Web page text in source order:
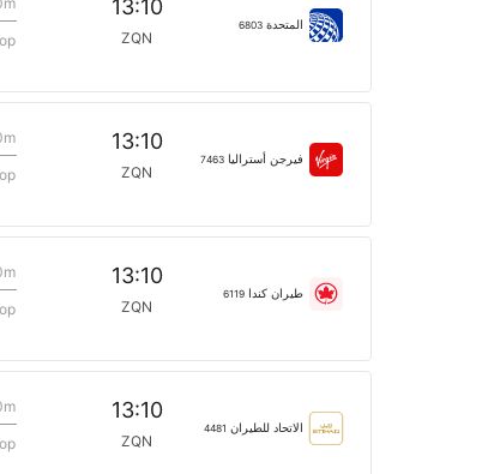
المتحدة 6803
13:10
ZQN
فيرجن أستراليا 7463
13:10
ZQN
طيران كندا 6119
13:10
ZQN
الاتحاد للطيران 4481
13:10
ZQN